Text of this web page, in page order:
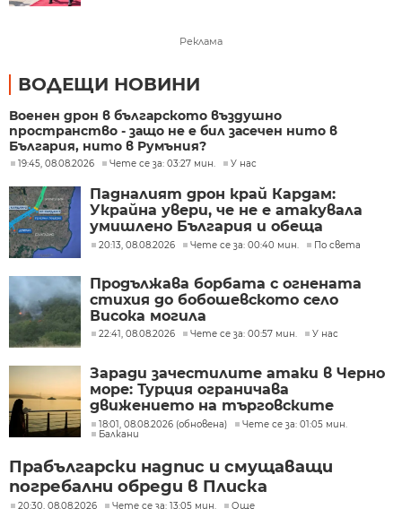
Реклама
ВОДЕЩИ НОВИНИ
Военен дрон в българското въздушно
пространство - защо не е бил засечен нито в
България, нито в Румъния?
19:45, 08.08.2026 Чете се за: 03:27 мин. У нас
Падналият дрон край Кардам:
Украйна увери, че не е атакувала
умишлено България и обеща
разследване
20:13, 08.08.2026 Чете се за: 00:40 мин. По света
Продължава борбата с огнената
стихия до бобошевското село
Висока могила
22:41, 08.08.2026 Чете се за: 00:57 мин. У нас
Заради зачестилите атаки в Черно
море: Турция ограничава
движението на търговските
кораби
18:01, 08.08.2026 (обновена)
Чете се за: 01:05 мин.
Балкани
Прабългарски надпис и смущаващи
погребални обреди в Плиска
20:30, 08.08.2026 Чете се за: 13:05 мин. Още